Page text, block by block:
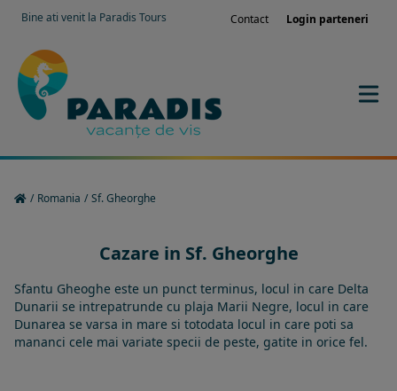
Bine ati venit la Paradis Tours Contact Login parteneri
/ Romania / Sf. Gheorghe
Cazare in Sf. Gheorghe
Sfantu Gheoghe este un punct terminus, locul in care Delta
Dunarii se intrepatrunde cu plaja Marii Negre, locul in care
Dunarea se varsa in mare si totodata locul in care poti sa
mananci cele mai variate specii de peste, gatite in orice fel.